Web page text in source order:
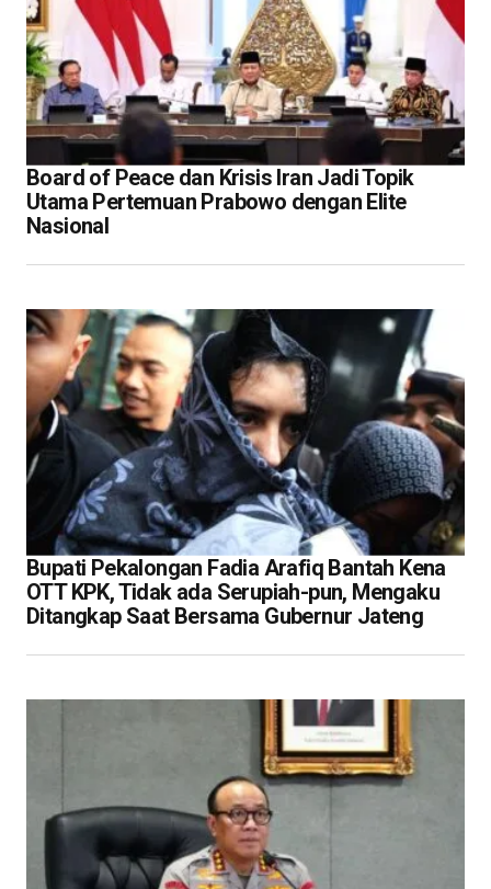
Board of Peace dan Krisis Iran Jadi Topik
Utama Pertemuan Prabowo dengan Elite
Nasional
Bupati Pekalongan Fadia Arafiq Bantah Kena
OTT KPK, Tidak ada Serupiah-pun, Mengaku
Ditangkap Saat Bersama Gubernur Jateng